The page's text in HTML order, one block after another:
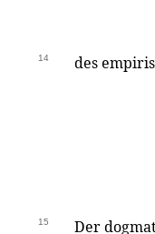
14 des
15 Der